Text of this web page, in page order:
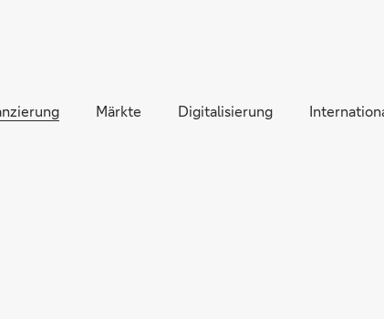
Direkt zum Hauptinhalt (Enter drücken)
Märkte Digitalisierung